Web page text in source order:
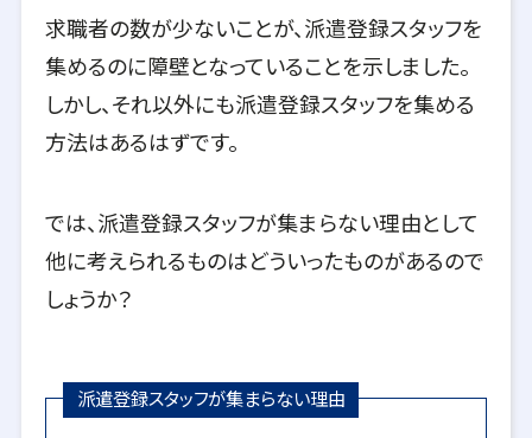
求職者の数が少ないことが、派遣登録スタッフを
集めるのに障壁となっていることを示しました。
しかし、それ以外にも派遣登録スタッフを集める
方法はあるはずです。
では、派遣登録スタッフが集まらない理由として
他に考えられるものはどういったものがあるので
しょうか？
派遣登録スタッフが集まらない理由